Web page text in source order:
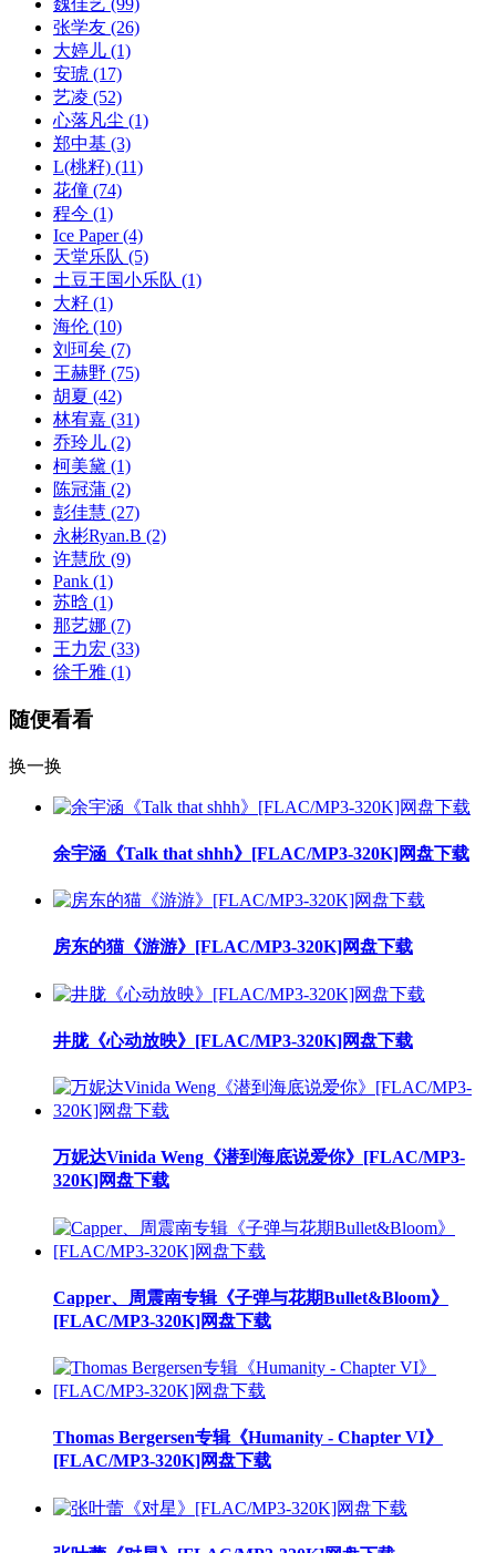
魏佳艺 (99)
张学友 (26)
大婷儿 (1)
安琥 (17)
艺凌 (52)
心落凡尘 (1)
郑中基 (3)
L(桃籽) (11)
花僮 (74)
程今 (1)
Ice Paper(4)
天堂乐队 (5)
土豆王国小乐队 (1)
大籽 (1)
海伦 (10)
刘珂矣 (7)
王赫野 (75)
胡夏 (42)
林宥嘉 (31)
乔玲儿 (2)
柯美黛 (1)
陈冠蒲 (2)
彭佳慧 (27)
永彬Ryan.B (2)
许慧欣 (9)
Pank (1)
苏晗 (1)
那艺娜 (7)
王力宏 (33)
徐千雅 (1)
随便看看
换一换
余宇涵《Talk that shhh》[FLAC/MP3-320K]网盘下载
房东的猫《游游》[FLAC/MP3-320K]网盘下载
井胧《心动放映》[FLAC/MP3-320K]网盘下载
万妮达Vinida Weng《潜到海底说爱你》[FLAC/MP3-
320K]网盘下载
Capper、周震南专辑《子弹与花期Bullet&Bloom》
[FLAC/MP3-320K]网盘下载
Thomas Bergersen专辑《Humanity - Chapter VI》
[FLAC/MP3-320K]网盘下载